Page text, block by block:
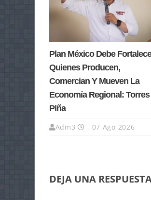
Plan México Debe
Quienes Producen,
Comercian Y Mueven La
Economía Regional: Torres
Piña
Adm3 07 Ago 2026
DEJA UNA